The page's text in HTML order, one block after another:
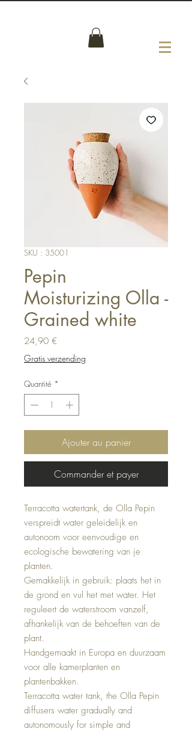
SKU : 35001
Pepin
Moisturizing Olla -
Grained white
24,90 €Prix
Gratis verzending
Quantité *
Ajouter au panier
Commander et payer
Terracotta watertank, de Olla Pepin
verspreidt water geleidelijk en
autonoom voor eenvoudige en
ecologische bewatering van je
planten.
Gemakkelijk in gebruik: plaats het in
de grond en vul het met water. Het
reguleert de waterstroom vanzelf,
afhankelijk van de behoeften van de
plant.
Handgemaakt in Europa en duurzaam
voor alle kamerplanten en
plantenbakken.
Terracotta water tank, the Olla Pepin
diffusers water gradually and
autonomously for simple and